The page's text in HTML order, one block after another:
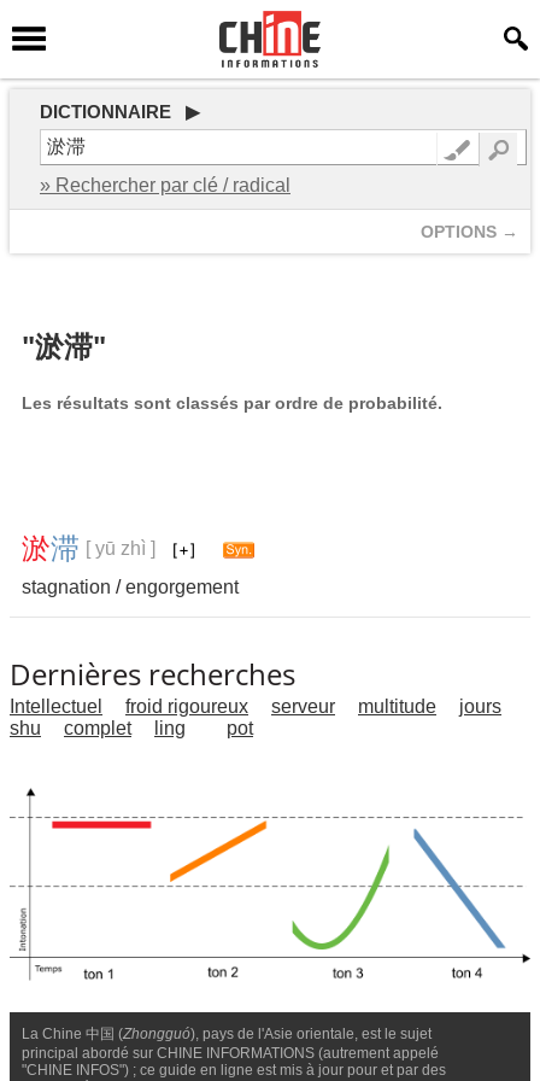
DICTIONNAIRE ▶
» Rechercher par clé / radical
OPTIONS →
"淤滞"
Les résultats sont classés par ordre de probabilité.
淤滞 [ yū zhì ]
stagnation /engorgement
Dernières recherches
Intellectuel froid rigoureux serveur multitude
jours
shu
complet ling pot
La Chine 中国 (Zhongguó), pays de l'Asie orientale, est le sujet
principal abordé sur CHINE INFORMATIONS (autrement appelé
"CHINE INFOS") ; ce guide en ligne est mis à jour pour et par des